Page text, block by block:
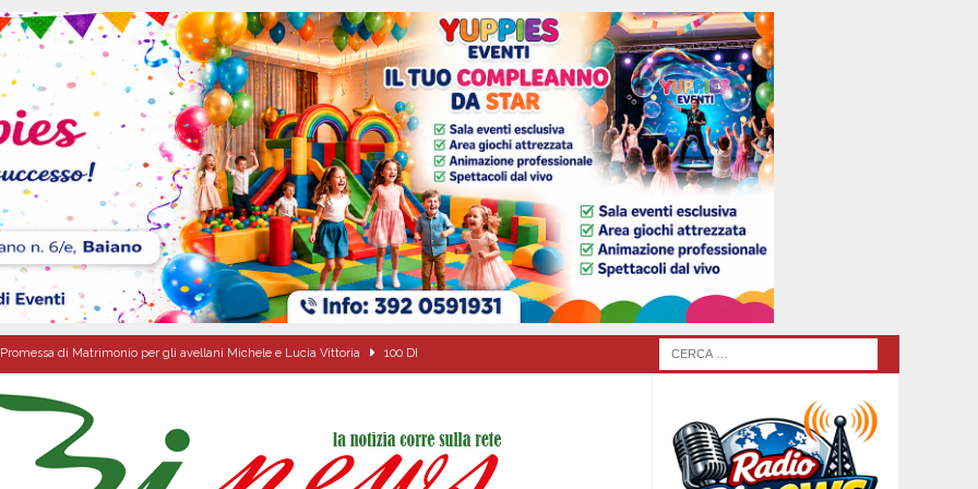
Promessa di Matrimonio per gli avellani Michele e Lucia Vittoria 100 DI
Sorrentino 100 DI QUESTI GIORNI
9 Agosto 2026 ALMANACCO